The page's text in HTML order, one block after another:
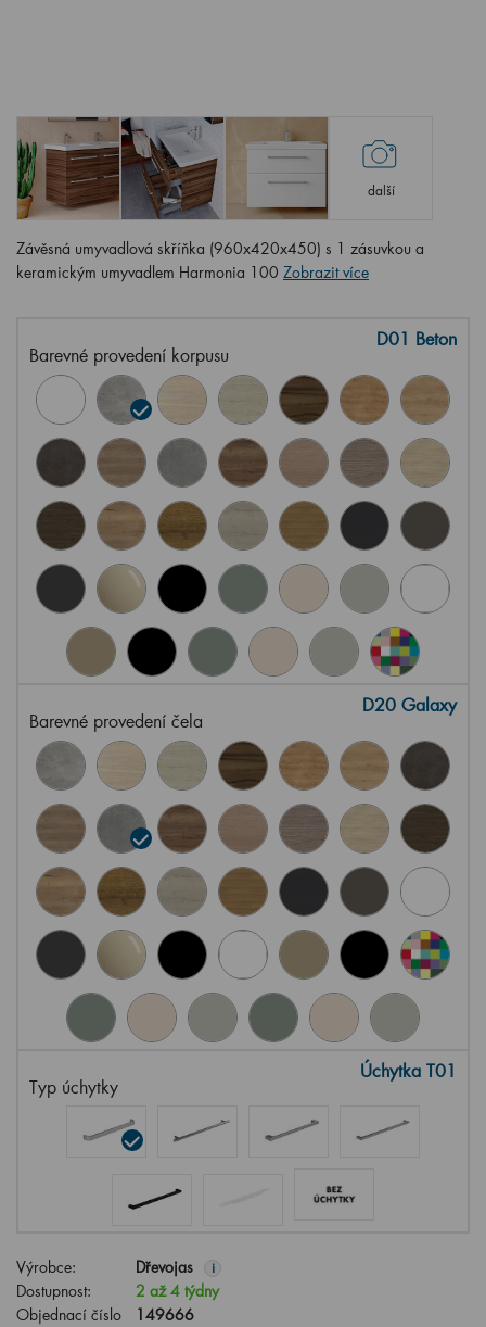
další
Závěsná umyvadlová skříňka (960x420x450) s 1 zásuvkou a
keramickým umyvadlem Harmonia 100 Zobrazit více
Barevné provedení korpusu
D01 Beton
Barevné provedení čela
D20 Galaxy
Typ úchytky
Úchytka T01
Výrobce: Dřevojas i
Dostupnost:
2 až 4 týdny
Objednací číslo
149666